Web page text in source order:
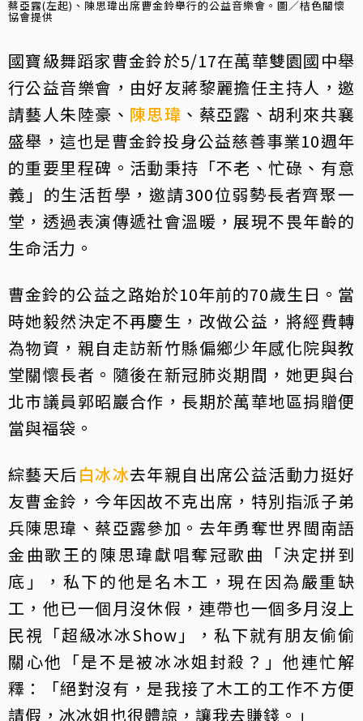
蔡亞露(左起)、陳思瑋出席曹金鈴舉行的公益音樂會。圖／桔色關懷
協會提供
國寶級舞蹈家曹金鈴於5/17在萬華雙園國中舉
行公益音樂會，由好友蔣黎麗擔任主持人，邀
請藝人朱陸豪、 陳思瑋 、蔡亞露、胡利來共襄
盛舉，這也是曹金鈴投身公益慈善事業10週年
的重要里程碑。活動秉持「不老、忙碌、有意
義」的生活哲學，邀請300位弱勢長者齊聚一
堂，透過表演傳遞社會溫暖，展現不畏年齡的
生命活力。
曹金鈴的公益之路始於10年前的70歲生日。當
時她毅然決定不再慶生，改做公益，將經費轉
為物資，親自走訪新竹縣偏鄉少年感化院與教
堂關懷長者。隨後在新冠肺炎期間，她更與台
北市議員郭昭巖合作，長期於萬華地區捐贈便
當與福袋。
綜藝天后白冰冰去年親自出席公益活動力挺好
友曹金鈴，今年因故不克出席，特別指派子弟
兵陳思瑋、蔡亞露參加。去年勇奪世界閩南語
金曲歌王的陳思瑋獻唱奪冠歌曲「決定拼到
底」，私下的他是名木工，現在因為嚴重缺
工，他已一個月沒休假，連帶也一個多月沒上
民視「超級冰冰Show」，私下就有朋友偷偷
關心他「是不是被冰冰姐封殺？」他連忙解
釋：「絕對沒有，是我接了木工的工作不方便
請假，冰冰姐也很體諒，讓我去賺錢。」